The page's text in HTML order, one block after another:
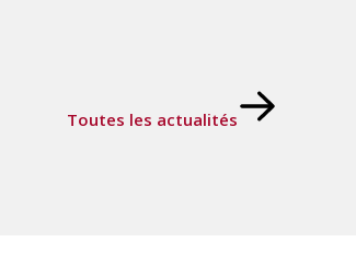
Toutes les actualités